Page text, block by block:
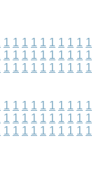
1 1 1 1 1 1 1 1 1 1
1 1 1 1 1 1 1 1 1 1
1 1 1 1 1 1 1 1 1 1
1 1 1 1 1 1 1 1 1 1
1 1 1 1 1 1 1 1 1 1
1 1 1 1 1 1 1 1 1 1